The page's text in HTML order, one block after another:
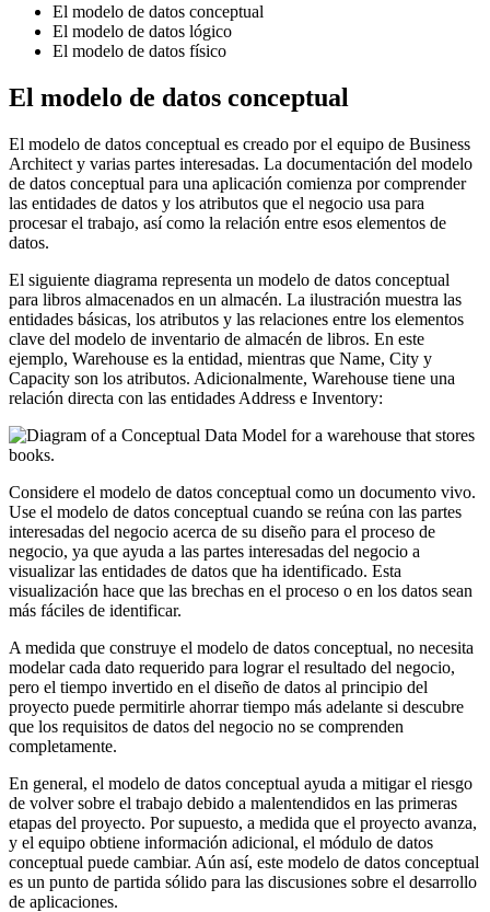
El modelo de datos conceptual
El modelo de datos lógico
El modelo de datos físico
El modelo de datos conceptual
El modelo de datos conceptual es creado por el equipo de Business
Architect y varias partes interesadas. La documentación del modelo
de datos conceptual para una aplicación comienza por comprender
las entidades de datos y los atributos que el negocio usa para
procesar el trabajo, así como la relación entre esos elementos de
datos.
El siguiente diagrama representa un modelo de datos conceptual
para libros almacenados en un almacén. La ilustración muestra las
entidades básicas, los atributos y las relaciones entre los elementos
clave del modelo de inventario de almacén de libros. En este
ejemplo, Warehouse es la entidad, mientras que Name, City y
Capacity son los atributos. Adicionalmente, Warehouse tiene una
relación directa con las entidades Address e Inventory:
Considere el modelo de datos conceptual como un documento vivo.
Use el modelo de datos conceptual cuando se reúna con las partes
interesadas del negocio acerca de su diseño para el proceso de
negocio, ya que ayuda a las partes interesadas del negocio a
visualizar las entidades de datos que ha identificado. Esta
visualización hace que las brechas en el proceso o en los datos sean
más fáciles de identificar.
A medida que construye el modelo de datos conceptual, no necesita
modelar cada dato requerido para lograr el resultado del negocio,
pero el tiempo invertido en el diseño de datos al principio del
proyecto puede permitirle ahorrar tiempo más adelante si descubre
que los requisitos de datos del negocio no se comprenden
completamente.
En general, el modelo de datos conceptual ayuda a mitigar el riesgo
de volver sobre el trabajo debido a malentendidos en las primeras
etapas del proyecto. Por supuesto, a medida que el proyecto avanza,
y el equipo obtiene información adicional, el módulo de datos
conceptual puede cambiar. Aún así, este modelo de datos conceptual
es un punto de partida sólido para las discusiones sobre el desarrollo
de aplicaciones.